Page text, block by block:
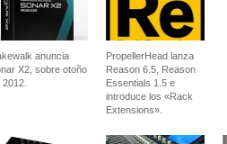
anuncia
X2, sobre otoño
2012.
PropellerHead lanza
Reason 6.5, Reason
Essentials 1.5 e
introduce los «Rack
Extensions».